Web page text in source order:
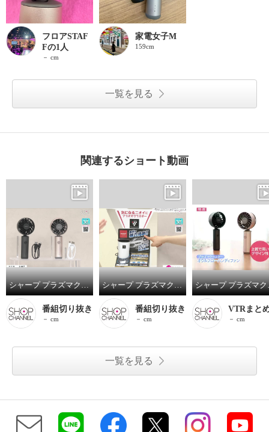
フロアSTAF
Fの1人
－ cm
家電女子M
159cm
一覧を見る
関連するショート動画
シャープ プラズマクラスター搭載 やさしい運転音×大風量 オウルフロー ハンディファン ＰＪ－ＨＳ０１
番組切り抜き
－ cm
シャープ プラズマクラスター ＮＥＸＴ搭載 車内の付着臭を消臭！ プラズマクラスターイオン 発生機
番組切り抜き
－ cm
シャープ プラ
VTRまと
－ cm
一覧を見る